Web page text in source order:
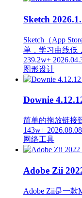
Sketch
Sketch（App
单，学习曲线低
239.2w+
图形设计
Downie
简单的拖放链接
143w+ 2026.08.08
网络工具
Adobe Zii
Adobe Zii是一款